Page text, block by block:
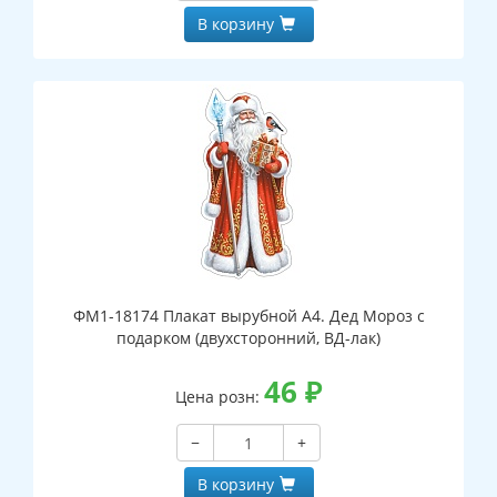
В корзину
ФМ1-18174 Плакат вырубной А4. Дед Мороз с
подарком (двухсторонний, ВД-лак)
Цена розн: 46 ₽
−
+
В корзину